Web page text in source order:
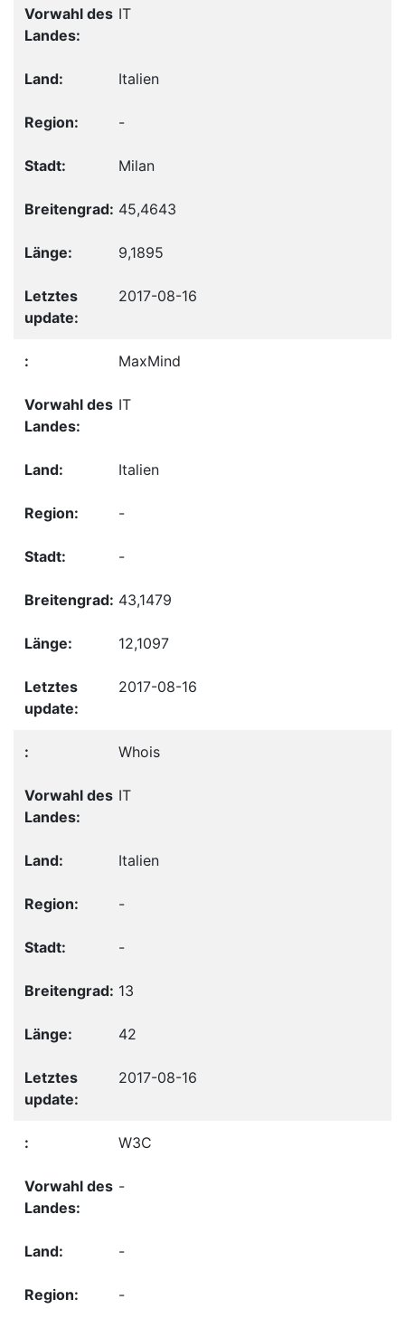
IT
Italien
-
Milan
45,4643
9,1895
2017-08-16
MaxMind
IT
Italien
-
-
43,1479
12,1097
2017-08-16
Whois
IT
Italien
-
-
13
42
2017-08-16
W3C
-
-
-